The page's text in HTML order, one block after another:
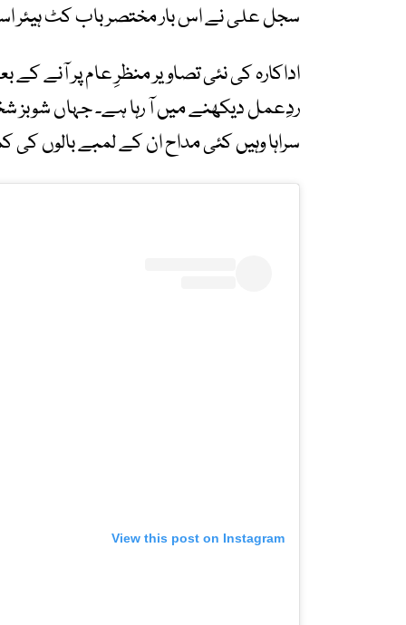
سجل علی نے اس بار مختصر باب کٹ ہیئر
اداکارہ کی نئی تصاویر منظرِ عام پر آنے
ردِعمل دیکھنے میں آ رہا ہے۔ جہاں شوبز
سراہا وہیں کئی مداح ان کے لمبے بالوں
View this post on Instagram